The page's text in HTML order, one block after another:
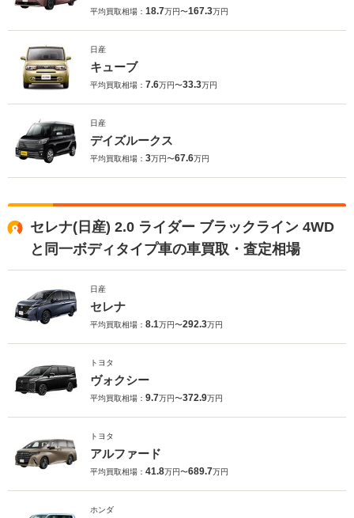
平均買取相場： 18.7万円〜167.3万円
日産
キューブ
平均買取相場： 7.6万円〜33.3万円
日産
デイズルークス
平均買取相場： 3万円〜67.6万円
セレナ(日産) 2.0 ライダー ブラックライン 4WD
と同一ボディタイプ車の車買取・査定相場
日産
セレナ
平均買取相場： 8.1万円〜292.3万円
トヨタ
ヴォクシー
平均買取相場： 9.7万円〜372.9万円
トヨタ
アルファード
平均買取相場： 41.8万円〜689.7万円
ホンダ